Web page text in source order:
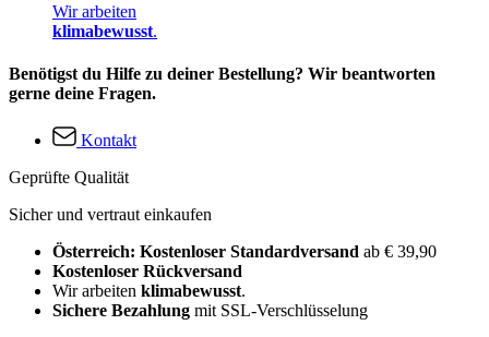
Wir arbeiten
klimabewusst.
Benötigst du Hilfe zu deiner Bestellung? Wir beantworten
gerne deine Fragen.
Kontakt
Geprüfte Qualität
Sicher und vertraut einkaufen
Österreich: Kostenloser Standardversand ab € 39,90
Kostenloser Rückversand
Wir arbeiten klimabewusst.
Sichere Bezahlung mit SSL-Verschlüsselung